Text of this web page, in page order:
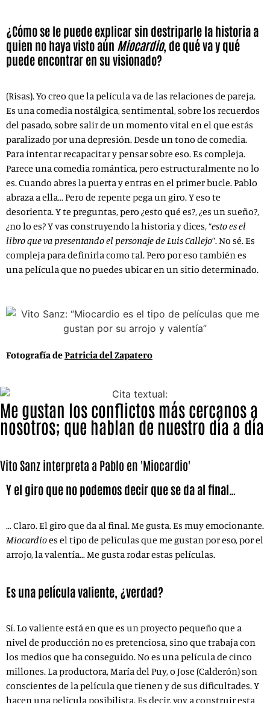
¿Cómo se le puede explicar sin destriparle la historia a
quien no haya visto aún Miocardio, de qué va y qué
puede encontrar en su visionado?
(Risas). Yo creo que la película va de las relaciones de pareja.
Es una comedia nostálgica, sentimental, sobre los recuerdos
del pasado, sobre salir de un momento vital en el que estás
paralizado por una depresión. Desde un tono de comedia.
Para intentar recapacitar y pensar sobre eso. Es compleja.
Parece una comedia romántica, pero estructuralmente no lo
es. Cuando abres la puerta y entras en el primer bucle. Pablo
abraza a ella… Pero de repente pega un giro. Y eso te
desorienta. Y te preguntas, pero ¿esto qué es?, ¿es un sueño?,
¿no lo es? Y vas construyendo la historia y dices, “esto es el
libro que va presentando el personaje de Luis Callejo”. No sé. Es
compleja para definirla como tal. Pero por eso también es
una película que no puedes ubicar en un sitio determinado.
Fotografía dePatricia del Zapatero
Me gustan los conflictos más cercanos a
nosotros; que hablan de nuestro día a día
Vito Sanz interpreta a Pablo en 'Miocardio'
Y el giro que no podemos decir que se da al final…
… Claro. El giro que da al final. Me gusta. Es muy emocionante.
Miocardioes el tipo de películas que me gustan por eso, por el
arrojo, la valentía… Me gusta rodar estas películas.
Es una película valiente, ¿verdad?
Sí. Lo valiente está en que es un proyecto pequeño que a
nivel de producción no es pretenciosa, sino que trabaja con
los medios que ha conseguido. No es una película de cinco
millones. La productora, María del Puy, o Jose (Calderón) son
conscientes de la película que tienen y de sus dificultades. Y
hacen una película posibilista. Es decir, voy a construir esta